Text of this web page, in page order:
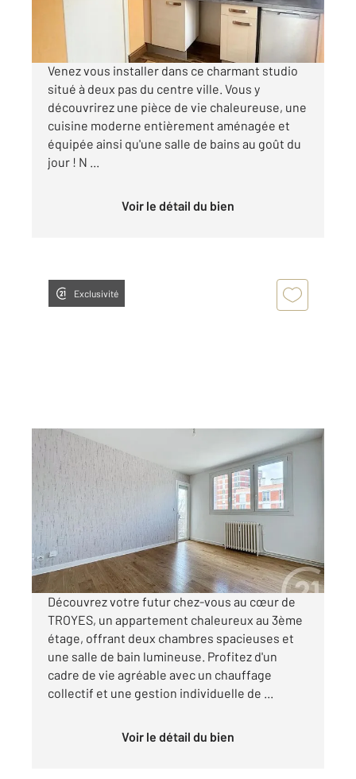
par mois charges comprises
Venez vous installer dans ce charmant studio
situé à deux pas du centre ville. Vous y
découvrirez une pièce de vie chaleureuse, une
cuisine moderne entièrement aménagée et
équipée ainsi qu'une salle de bains au goût du
jour ! N ...
Voir le détail du bien
Exclusivité
TROYES 10
54 m
2 , 3 pièces
Ref : 72068
Appartement F3 à louer
566 €
par mois charges comprises
Découvrez votre futur chez-vous au cœur de
TROYES, un appartement chaleureux au 3ème
étage, offrant deux chambres spacieuses et
une salle de bain lumineuse. Profitez d'un
cadre de vie agréable avec un chauffage
collectif et une gestion individuelle de ...
Voir le détail du bien